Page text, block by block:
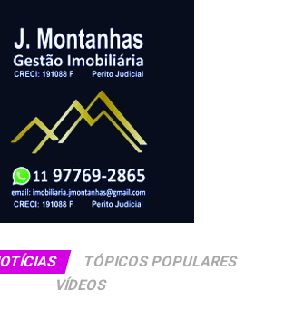
TÓPICOS POPULARES
VÍDEOS